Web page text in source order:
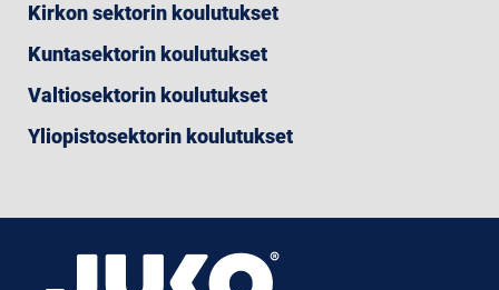
Kirkon sektorin koulutukset
Kuntasektorin koulutukset
Valtiosektorin koulutukset
Yliopistosektorin koulutukset